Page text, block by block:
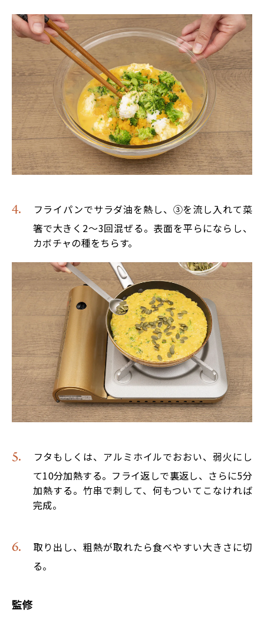
フライパンでサラダ油を熱し、③を流し入れて菜
箸で大きく2～3回混ぜる。表面を平らにならし、
カボチャの種をちらす。
フタもしくは、アルミホイルでおおい、弱火にし
て10分加熱する。フライ返しで裏返し、さらに5分
加熱する。竹串で刺して、何もついてこなければ
完成。
取り出し、粗熱が取れたら食べやすい大きさに切
る。
監修